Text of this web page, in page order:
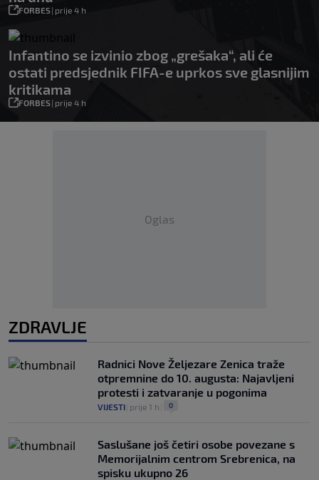
FORBES| prije 4 h
Infantino se izvinio zbog „grešaka“, ali će
ostati predsjednik FIFA-e uprkos sve glasnijim
kritikama
FORBES| prije 4 h
Oglas
ZDRAVLJE
Radnici Nove Željezare Zenica traže
otpremnine do 10. augusta: Najavljeni
protesti i zatvaranje u pogonima
VIJESTI prije 1 h 0
Saslušane još četiri osobe povezane s
Memorijalnim centrom Srebrenica, na
spisku ukupno 26